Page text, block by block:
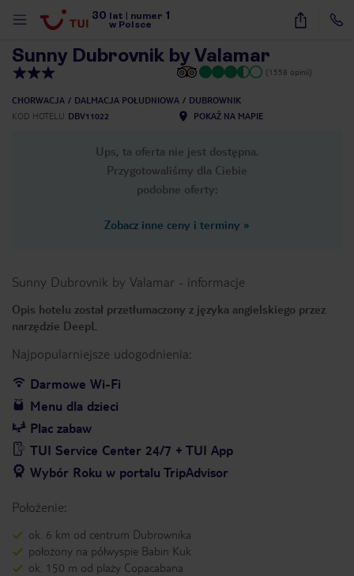
30 lat numer 1
w Polsce
29
Sunny Dubrovnik by Valamar
(1558 opinii)
CHORWACJA DALMACJA POŁUDNIOWA
DUBROWNIK
KOD HOTELU DBV11022 POKAŻ NA MAPIE
Ups, ta oferta nie jest dostępna.
Przygotowaliśmy dla Ciebie
podobne oferty:
Zobacz inne ceny i terminy »
Sunny Dubrovnik by Valamar - informacje
Opis hotelu został przetłumaczony z języka angielskiego przez
narzędzie DeepL
Najpopularniejsze udogodnienia:
Darmowe Wi-Fi
Menu dla dzieci
Plac zabaw
TUI Service Center 24/7 + TUI App
Wybór Roku w portalu TripAdvisor
Położenie:
ok. 6 km od centrum Dubrownika
położony na półwyspie Babin Kuk
ok. 150 m od plaży Copacabana